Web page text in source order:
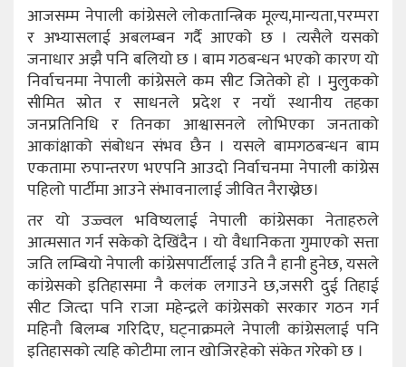
आजसम्म नेपाली कांग्रेसले लोकतान्त्रिक मूल्य,मान्यता,परम्परा
र अभ्यासलाई अबलम्बन गर्दै आएको छ । त्यसैले यसको
जनाधार अझै पनि बलियो छ । बाम गठबन्धन भएको कारण यो
निर्वाचनमा नेपाली कांग्रेसले कम सीट जितेको हो । मुुलुकको
सीमित स्रोत र साधनले प्रदेश र नयाँ स्थानीय तहका
जनप्रतिनिधि र तिनका आश्वासनले लोभिएका जनताको
आकांक्षाको संबोधन संभव छैन । यसले बामगठबन्धन बाम
एकतामा रुपान्तरण भएपनि आउदो निर्वाचनमा नेपाली कांग्रेस
पहिलो पार्टीमा आउने संभावनालाई जीवित नैराख्नेछ।
तर यो उज्ज्वल भविष्यलाई नेपाली कांग्रेसका नेताहरुले
आत्मसात गर्न सकेको देखिंदैन । यो वैधानिकता गुमाएको सत्ता
जति लम्बियो नेपाली कांग्रेसपार्टीलाई उति नै हानी हुनेछ, यसले
कांग्रेसको इतिहासमा नै कलंक लगाउने छ,जसरी दुई तिहाई
सीट जित्दा पनि राजा महेन्द्रले कांग्रेसको सरकार गठन गर्न
महिनौ बिलम्ब गरिदिए, घट्नाक्रमले नेपाली कांग्रेसलाई पनि
इतिहासको त्यहि कोटीमा लान खोजिरहेको संकेत गरेको छ ।